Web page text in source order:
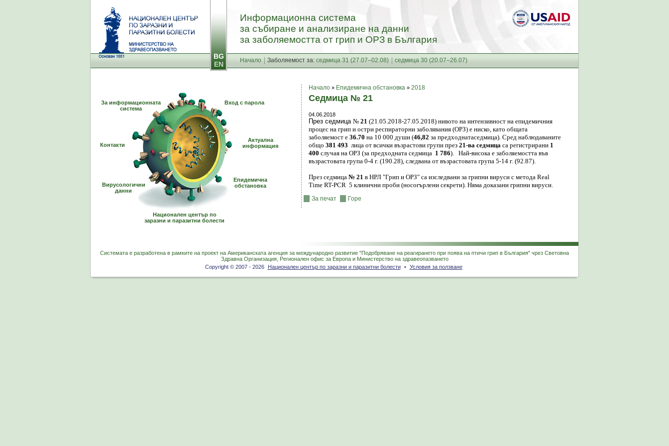
Информационна система
за събиране и анализиране на данни
за заболяемостта от грип и ОРЗ в България
Начало Заболяемост за: седмица 31 (27.07–02.08) седмица 30 (20.07–26.07)
BG
EN
За информационната
система
Вход с парола
Актуална
информация
Епидемична
обстановка
Национален център по
заразни и паразитни болести
Контакти
Вирусологични
данни
Начало » Епидемична обстановка » 2018
Седмица № 21
04.06.2018
През седмица № 21 (21.05.2018-27.05.2018) нивото на интензивност на епидемичния
процес на грип и остри респираторни заболявания (ОРЗ) е ниско, като общата
заболяемост е 36.70 на 10 000 души (46,82 за предходнатаседмица). Сред наблюдаваните
общо 381 493 лица от всички възрастови групи през 21-ва седмица са регистрирани 1
400 случая на ОРЗ (за предходната седмица 1 786). Най-висока е заболяемостта във
възрастовата група 0-4 г. (190.28), следвана от възрастовата група 5-14 г. (92.87).
През седмица № 21 в НРЛ "Грип и ОРЗ" са изследвани за грипни вируси с метода Real
Time RT-PCR 5 клинични проби (носогърлени секрети). Няма доказани грипни вируси.
За печат Горе
Системата е разработена в рамките на проект на Американската агенция за международно развитие "Подобряване на реагирането при поява на птичи грип в България" чрез Световна
Здравна Организация, Регионален офис за Европа и Министерство на здравеопазването
Copyright © 2007 - 2026
Национален център по заразни и паразитни болести • Условия за ползване